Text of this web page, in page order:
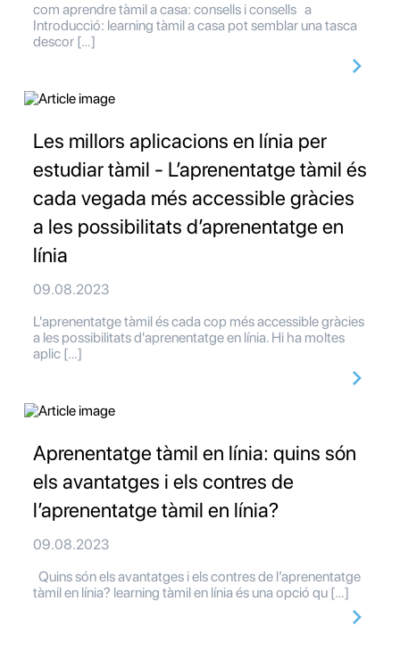
com aprendre tàmil a casa: consells i consells a
Introducció: learning tàmil a casa pot semblar una tasca
descor […]
Les millors aplicacions en línia per
estudiar tàmil - L’aprenentatge tàmil és
cada vegada més accessible gràcies
a les possibilitats d’aprenentatge en
línia
09.08.2023
L'aprenentatge tàmil és cada cop més accessible gràcies
a les possibilitats d'aprenentatge en línia. Hi ha moltes
aplic […]
Aprenentatge tàmil en línia: quins són
els avantatges i els contres de
l’aprenentatge tàmil en línia?
09.08.2023
Quins són els avantatges i els contres de l’aprenentatge
tàmil en línia? learning tàmil en línia és una opció qu […]